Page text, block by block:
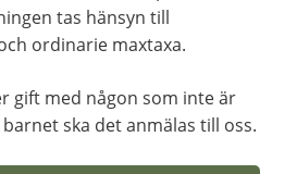
tas hänsyn till
ordinarie maxtaxa.
gift med någon som inte är
ska det anmälas till oss.